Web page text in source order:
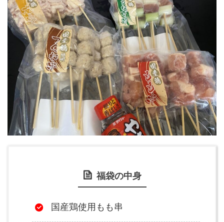
福袋の中身
国産鶏使用もも串